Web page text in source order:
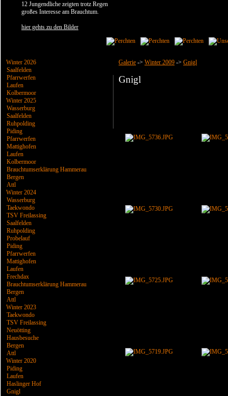
12 Jungendliche zeigten trotz Regen
großes Interesse am Brauchtum.
hier gehts zu den Bilder
Winter 2026
Saalfelden
Pfarrwerfen
Laufen
Kolbermoor
Winter 2025
Wasserburg
Saalfelden
Ruhpolding
Piding
Pfarrwerfen
Mattighofen
Laufen
Kolbermoor
Brauchtumserklärung Hammerau
Bergen
Attl
Winter 2024
Wasserburg
Taekwondo
TSV Freilassing
Saalfelden
Ruhpolding
Probelauf
Piding
Pfarrwerfen
Mattighofen
Laufen
Frechdax
Brauchtumserklärung Hammerau
Bergen
Attl
Winter 2023
Taekwondo
TSV Freilassing
Neuötting
Hausbesuche
Bergen
Attl
Winter 2020
Piding
Laufen
Haslinger Hof
Gnigl
Galerie -> Winter 2009 -> Gnigl
Gnigl